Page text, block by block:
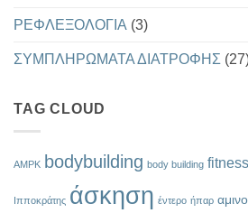
ΡΕΦΛΕΞΟΛΟΓΙΑ (3)
ΣΥΜΠΛΗΡΩΜΑΤΑ ΔΙΑΤΡΟΦΗΣ
TAG CLOUD
AMPK bodybuilding body building fitness
Ιπποκράτης άσκηση έντερο ήπαρ